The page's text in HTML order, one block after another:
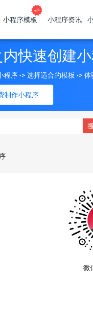
小程序模板 小程序资讯
快速创建
制作小程序
程序 -> 选择适合的模板 ->
微